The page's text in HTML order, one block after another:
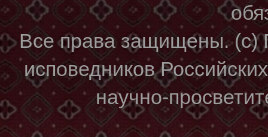
Все права защищены. (с)
исповедников
научно-